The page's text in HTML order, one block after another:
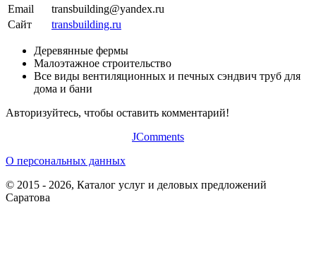
Email
transbuilding@yandex.ru
Сайт
transbuilding.ru
Деревянные фермы
Малоэтажное строительство
Все виды вентиляционных и печных сэндвич труб для
дома и бани
Авторизуйтесь, чтобы оставить комментарий!
JComments
О персональных данных
© 2015 - 2026, Каталог услуг и деловых предложений
Саратова